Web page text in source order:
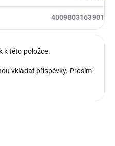
4009803163901
k této položce.
vkládat příspěvky. Prosím